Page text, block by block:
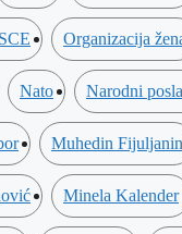
Organizacija
Nato Narodni
Muhedin Fijuljanin
Minela Kalender